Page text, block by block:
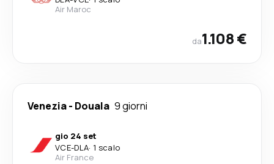
Air Maroc
da1.108 €
Venezia- Douala 9 giorni
gio 24 set
VCE-DLA· 1 scalo
Air France